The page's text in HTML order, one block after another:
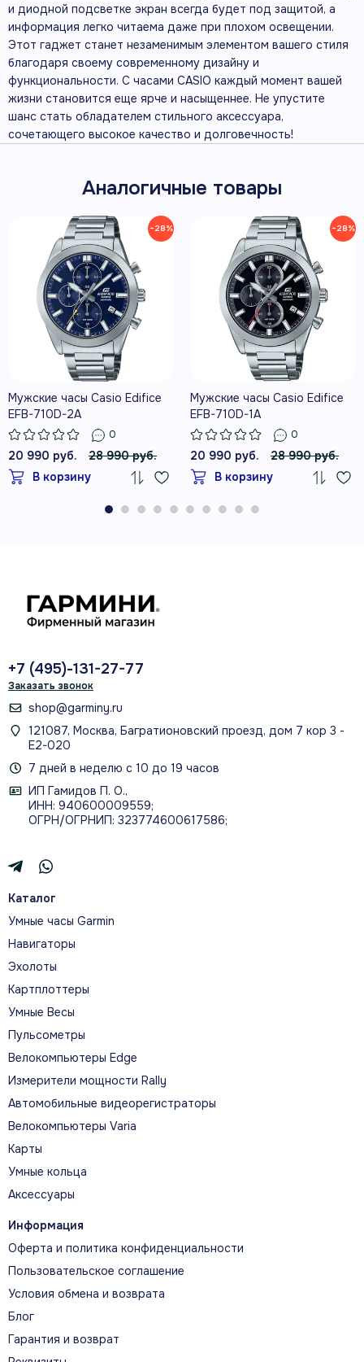
и диодной подсветке экран всегда будет под защитой, а
информация легко читаема даже при плохом освещении.
Этот гаджет станет незаменимым элементом вашего стиля
благодаря своему современному дизайну и
функциональности. С часами CASIO каждый момент вашей
жизни становится еще ярче и насыщеннее. Не упустите
шанс стать обладателем стильного аксессуара,
сочетающего высокое качество и долговечность!
Аналогичные товары
−28%
Мужские часы Casio Edifice
EFB-710D-2A
0
20 990 руб.
28 990 руб.
В корзину
−28%
Мужские часы Casio Edifice
EFB-710D-1A
0
20 990 руб.
28 990 руб.
В корзину
+7 (495)-131-27-77
Заказать звонок
shop@garminy.ru
121087, Москва, Багратионовский проезд, дом 7 кор 3 -
Е2-020
7 дней в неделю с 10 до 19 часов
ИП Гамидов П. О.,
ИНН: 940600009559;
ОГРН/ОГРНИП: 323774600617586;
Каталог
Умные часы Garmin
Навигаторы
Эхолоты
Картплоттеры
Умные Весы
Пульсометры
Велокомпьютеры Edge
Измерители мощности Rally
Автомобильные видеорегистраторы
Велокомпьютеры Varia
Карты
Умные кольца
Аксессуары
Информация
Оферта и политика конфиденциальности
Пользовательское соглашение
Условия обмена и возврата
Блог
Гарантия и возврат